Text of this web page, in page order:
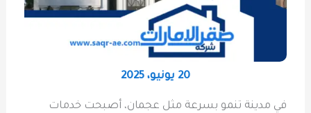
20 يونيو، 2025
في مدينة تنمو بسرعة مثل عجمان، أصبحت خدمات